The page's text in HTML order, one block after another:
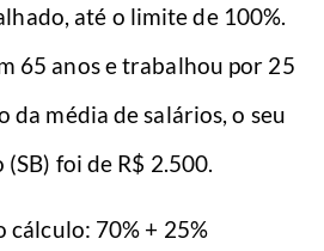
até o limite de 100%.
65 anos e trabalhou por 25
da média de salários, o seu
foi de R$ 2.500.
cálculo: 70% + 25%